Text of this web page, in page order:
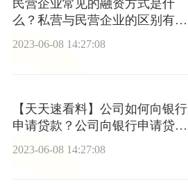
民营企业常见的融资方式是什
么？私营与民营企业的区别有哪
些？
2023-06-08 14:27:08
【天天速看料】公司如何向银行
申请贷款？公司向银行申请贷款
2023-06-08 14:27:08